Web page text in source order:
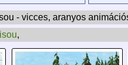
- vicces, aranyos
,